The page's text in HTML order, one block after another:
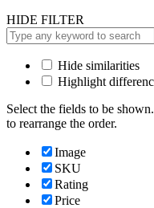
HIDE FILTER
Hide similarities
Highlight
Select the fields to be
to rearrange the order.
Image
SKU
Rating
Price